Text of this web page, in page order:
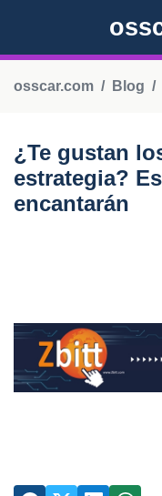
osscar.com Blog
¿Te gustan
estrategia?
encantarán